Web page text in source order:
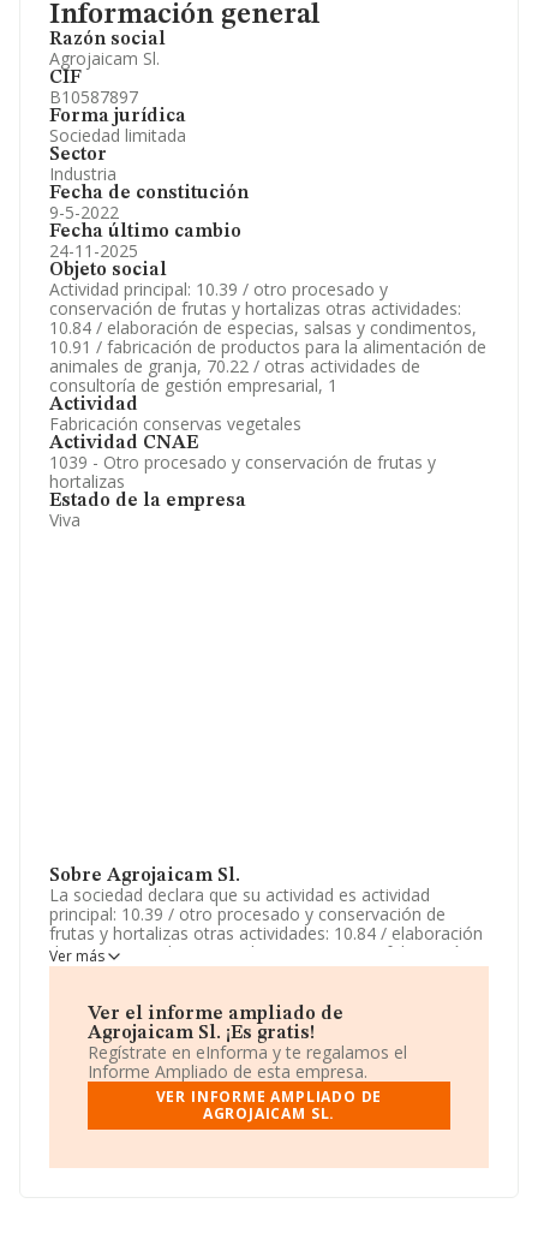
Información general
Razón social
Agrojaicam Sl.
CIF
B10587897
Forma jurídica
Sociedad limitada
Sector
Industria
Fecha de constitución
9-5-2022
Fecha último cambio
24-11-2025
Objeto social
Actividad principal: 10.39 / otro procesado y
conservación de frutas y hortalizas otras actividades:
10.84 / elaboración de especias, salsas y condimentos,
10.91 / fabricación de productos para la alimentación de
animales de granja, 70.22 / otras actividades de
consultoría de gestión empresarial, 1
Actividad
Fabricación conservas vegetales
Actividad CNAE
1039 - Otro procesado y conservación de frutas y
hortalizas
Estado de la empresa
Viva
Sobre Agrojaicam Sl.
La sociedad declara que su actividad es actividad
principal: 10.39 / otro procesado y conservación de
frutas y hortalizas otras actividades: 10.84 / elaboración
de especias, salsas y condimentos, 10.91 / fabricación
de productos para la alimentación de animales de
gestión empresarial, 1. La empresa está registrada
como Sociedad Limitada. Su actividad CNAE es 'Otro
procesado y conservación de frutas y hortalizas' con
código 1039. No realiza actividad de importación y/o
exportación.
El correo electrónico esinfo@agronatural.eu.
La empresaAgrojaicam S.L, con CIF B10587897, se
Ver más
Ver el informe ampliado de
Agrojaicam Sl. ¡Es gratis!
Regístrate en eInforma y te regalamos el
Informe Ampliado de esta empresa.
VER INFORME AMPLIADO DE
AGROJAICAM SL.